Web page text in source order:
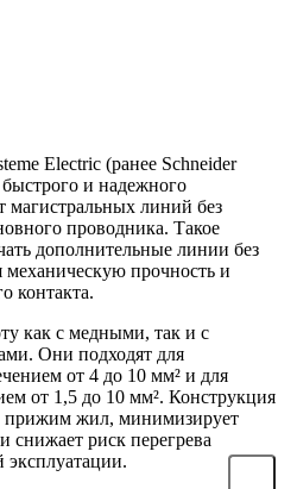
Electric (ранее Schneider
и надежного
магистральных линий без
проводника. Такое
дополнительные линии без
механическую прочность и
контакта.
как с медными, так и с
Они подходят для
от 4 до 10 мм² и для
от 1,5 до 10 мм². Конструкция
прижим жил, минимизирует
снижает риск перегрева
эксплуатации.